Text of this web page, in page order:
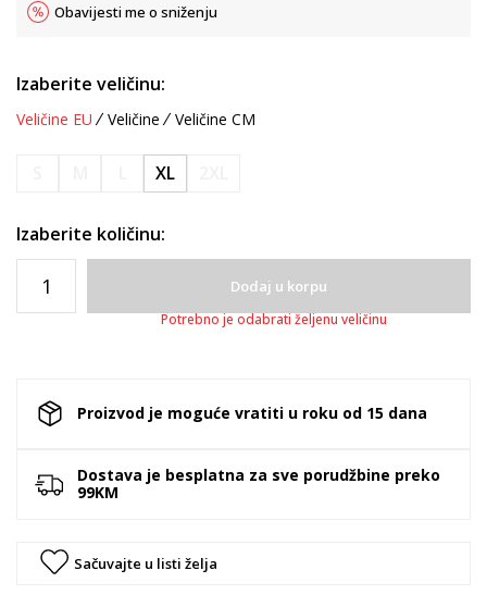
Obavijesti me o sniženju
Izaberite veličinu:
Veličine EU Veličine Veličine CM
XL
Izaberite količinu:
Dodaj u korpu
Potrebno je odabrati željenu veličinu
Proizvod je moguće vratiti u roku od 15 dana
Dostava je besplatna za sve porudžbine preko
99KM
Sačuvajte u listi želja